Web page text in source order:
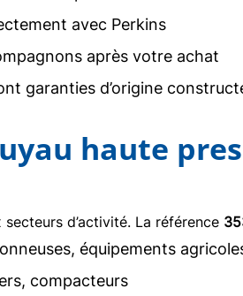
avec Perkins
après votre achat
garanties d’origine
haute
d’activité. La référence
équipements
compacteurs